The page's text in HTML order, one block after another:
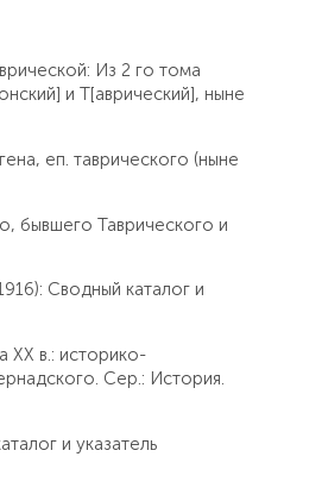
Из 2 го тома
и Т[аврический], ныне
еп. таврического (ныне
бывшего Таврического и
Сводный каталог и
XX в.: историко-
Сер.: История.
и указатель